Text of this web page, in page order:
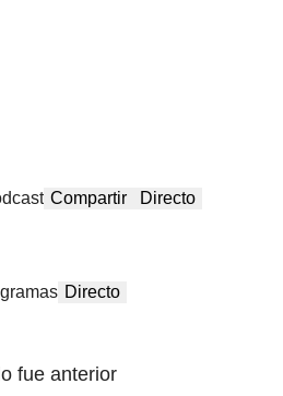
Compartir Directo
Directo
fue anterior